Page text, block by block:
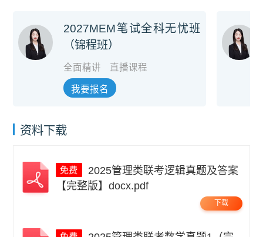
2027MEM笔试全科无忧班
（锦程班）
全面精讲 直播课程
我要报名
资料下载
【完整版】docx.pdf
下载